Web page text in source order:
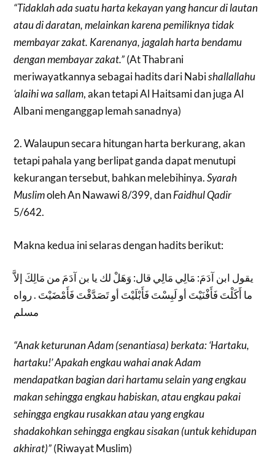
“Tidaklah ada suatu harta kekayan yang hancur di lautan
atau di daratan, melainkan karena pemiliknya tidak
membayar zakat. Karenanya, jagalah harta bendamu
dengan membayar zakat.”(At Thabrani
meriwayatkannya sebagai hadits dari Nabishallallahu
‘alaihi wa sallam, akan tetapi Al Haitsami dan juga Al
Albani menganggap lemah sanadnya)
2. Walaupun secara hitungan harta berkurang, akan
tetapi pahala yang berlipat ganda dapat menutupi
kekurangan tersebut, bahkan melebihinya.Syarah
Muslimoleh An Nawawi 8/399, danFaidhul Qadir
5/642.
Makna kedua ini selaras dengan hadits berikut:
يقول ابن آدَمَ: مَالِي مَالِي قال: وَهَلْ لك يا بن آدَمَ من مَالِكَ إلاَّ
ما أَكَلْتَ فَأَفْنَيْتَ أو لَبِسْتَ فَأَبْلَيْتَ أو تَصَدَّقْتَ فَأَمْضَيْتَ . رواه
مسلم
“Anak keturunan Adam (senantiasa) berkata: ‘Hartaku,
hartaku!’ Apakah engkau wahai anak Adam
mendapatkan bagian dari hartamu selain yang engkau
makan sehingga engkau habiskan, atau engkau pakai
sehingga engkau rusakkan atau yang engkau
shadakohkan sehingga engkau sisakan (untuk kehidupan
akhirat)”(Riwayat Muslim)